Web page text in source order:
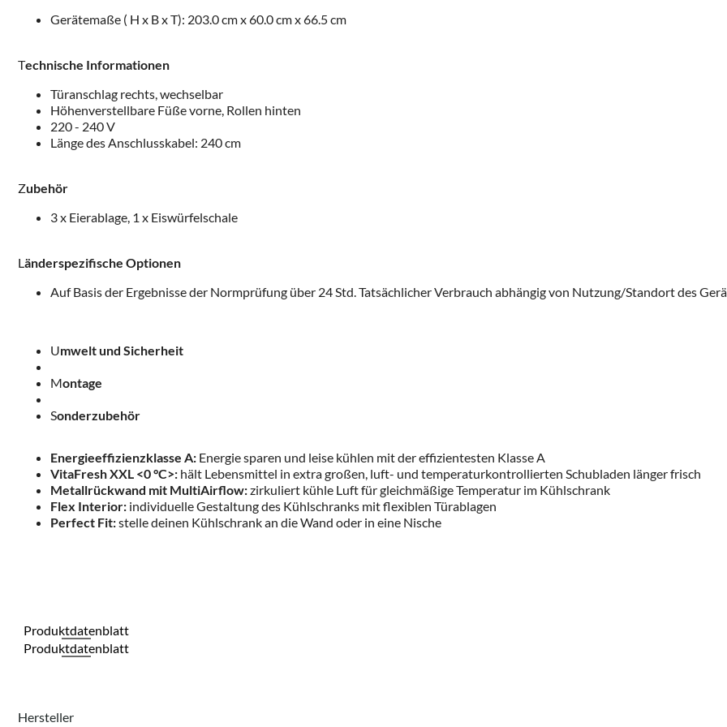
Gerätemaße ( H x B x T): 203.0 cm x 60.0 cm x 66.5 cm
Technische Informationen
Türanschlag rechts, wechselbar
Höhenverstellbare Füße vorne, Rollen hinten
220 - 240 V
Länge des Anschlusskabel: 240 cm
Zubehör
3 x Eierablage, 1 x Eiswürfelschale
L änderspezifische Optionen
Auf Basis der Ergebnisse der Normprüfung über 24 Std. Tatsächlicher Verbrauch abhängig von Nutzung/Standort des
Umwelt und Sicherheit
Montage
Sonderzubehör
Energieeffizienzklasse A: Energie sparen und leise kühlen mit der effizientesten Klasse A
VitaFresh XXL <0 °C>: hält Lebensmittel in extra großen, luft- und temperaturkontrollierten Schubladen länger frisch
Metallrückwand mit MultiAirflow:zirkuliert kühle Luft für gleichmäßige Temperatur im Kühlschrank
Flex Interior: individuelle Gestaltung des Kühlschranks mit flexiblen Türablagen
Perfect Fit:stelle deinen Kühlschrank an die Wand oder in eine Nische
Produktdatenblatt
Produktdatenblatt
Hersteller